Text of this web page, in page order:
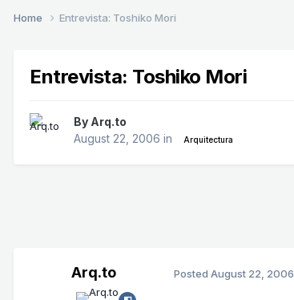
Home Entrevista: Toshiko Mori
Entrevista: Toshiko Mori
By Arq.to
August 22, 2006 in Arquitectura
Arq.to Posted August 22, 2006